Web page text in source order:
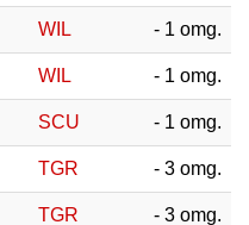
WIL - 1 omg.
WIL - 1 omg.
SCU - 1 omg.
TGR - 3 omg.
TGR - 3 omg.